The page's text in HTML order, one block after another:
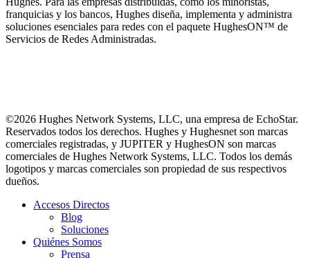
franquicias y los bancos, Hughes diseña, implementa y administra
soluciones esenciales para redes con el paquete HughesON™ de
Servicios de Redes Administradas.
©2026 Hughes Network Systems, LLC, una empresa de EchoStar.
Reservados todos los derechos. Hughes y Hughesnet son marcas
comerciales registradas, y JUPITER y HughesON son marcas
comerciales de Hughes Network Systems, LLC. Todos los demás
logotipos y marcas comerciales son propiedad de sus respectivos
dueños.
Accesos Directos
Blog
Soluciones
Quiénes Somos
Prensa